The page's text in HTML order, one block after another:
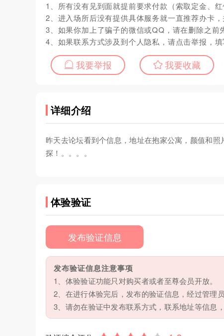
1、所有没有见到面就提前要求付款（索取定金、
2、进入场所后没有提供具体服务就一直推荐办卡
3、如果你加上了骗子的微信或QQ，请在删除之前
4、如果联系方式涉及到个人隐私，请点击举报，
我要举报 我要收藏
详细介绍
昨天去论坛看到个信息，地址在抱家公寓，颜值和
探！。。。。
体验验证
发布验证信息
发布验证信息注意事项
1、体验验证功能只对购买者或者至尊会员开放。
2、在进行体验完后，发布的验证信息，经过管理
3、请勿在验证中发布联系方式，联系地址等信息，